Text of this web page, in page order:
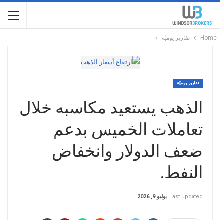
Home تقارير يوميّة
تقارير يوميّة
الذهب يستعيد مكاسبه خلال
تعاملات الخميس بدعم
ضعف الدولار وانخفاض
النفط.
Last updated يوليو 9, 2026